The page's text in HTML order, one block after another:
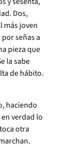
Dos,
más joven
señas a
pieza que
la sabe
de hábito.
haciendo
verdad lo
otra